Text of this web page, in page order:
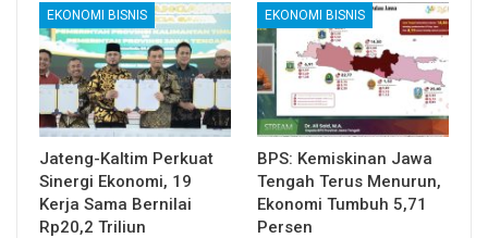
EKONOMI BISNIS
Jateng-Kaltim Perkuat
Sinergi Ekonomi, 19
Kerja Sama Bernilai
Rp20,2 Triliun
EKONOMI BISNIS
BPS: Kemiskinan Jawa
Tengah Terus Menurun,
Ekonomi Tumbuh 5,71
Persen